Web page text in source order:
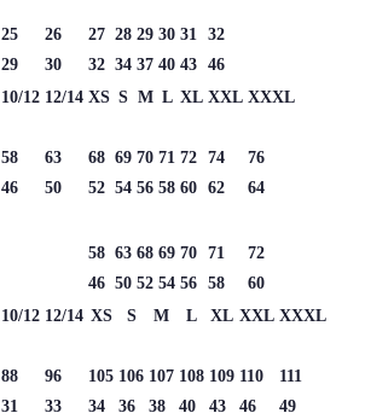
25 26 27 28 29 30 31
32
29 30 32 34 37 40 43 46
10/12 12/14 XS S M L XL XXL XXXL
58 63 68 69 70 71 72 74
76
46 50 52 54 56 58 60 62
64
58 63 68 69 70 71
72
46 50 52 54 56 58
60
10/12 12/14 XS S M L XL XXL XXXL
88 96 105 106 107 108 109 110
111
31 33 34 36 38 40 43 46
49